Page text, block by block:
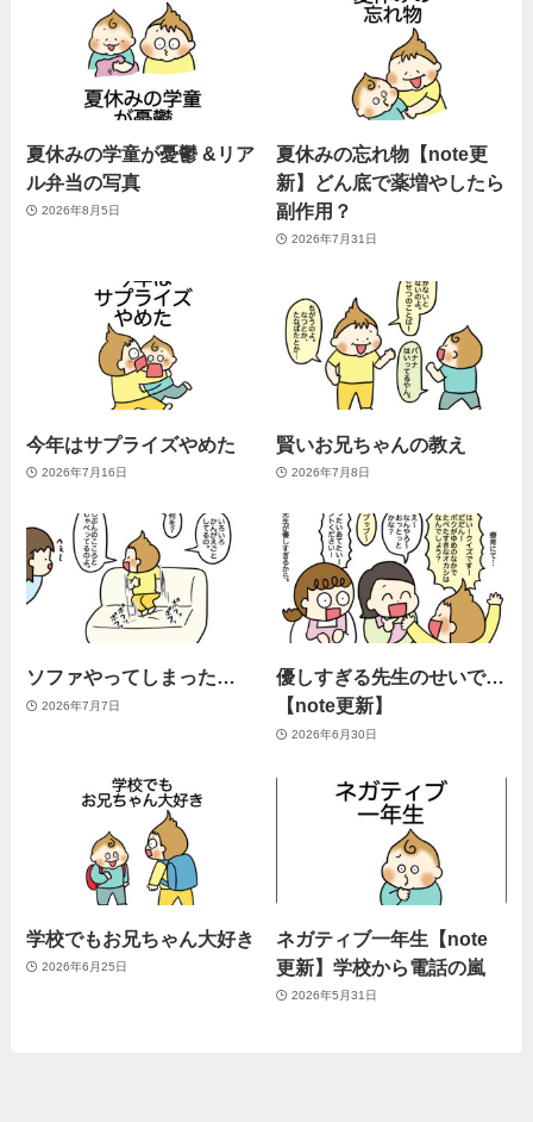
夏休みの学童が憂鬱 &リア
ル弁当の写真
2026年8月5日
夏休みの忘れ物【note更
新】どん底で薬増やしたら
副作用？
2026年7月31日
今年はサプライズやめた
2026年7月16日
賢いお兄ちゃんの教え
2026年7月8日
ソファやってしまった…
2026年7月7日
優しすぎる先生のせいで…
【note更新】
2026年6月30日
学校でもお兄ちゃん大好き
2026年6月25日
ネガティブ一年生【note
更新】学校から電話の嵐
2026年5月31日